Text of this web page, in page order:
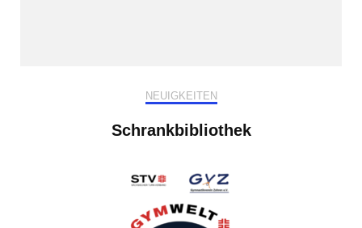
NEUIGKEITEN
Schrankbibliothek